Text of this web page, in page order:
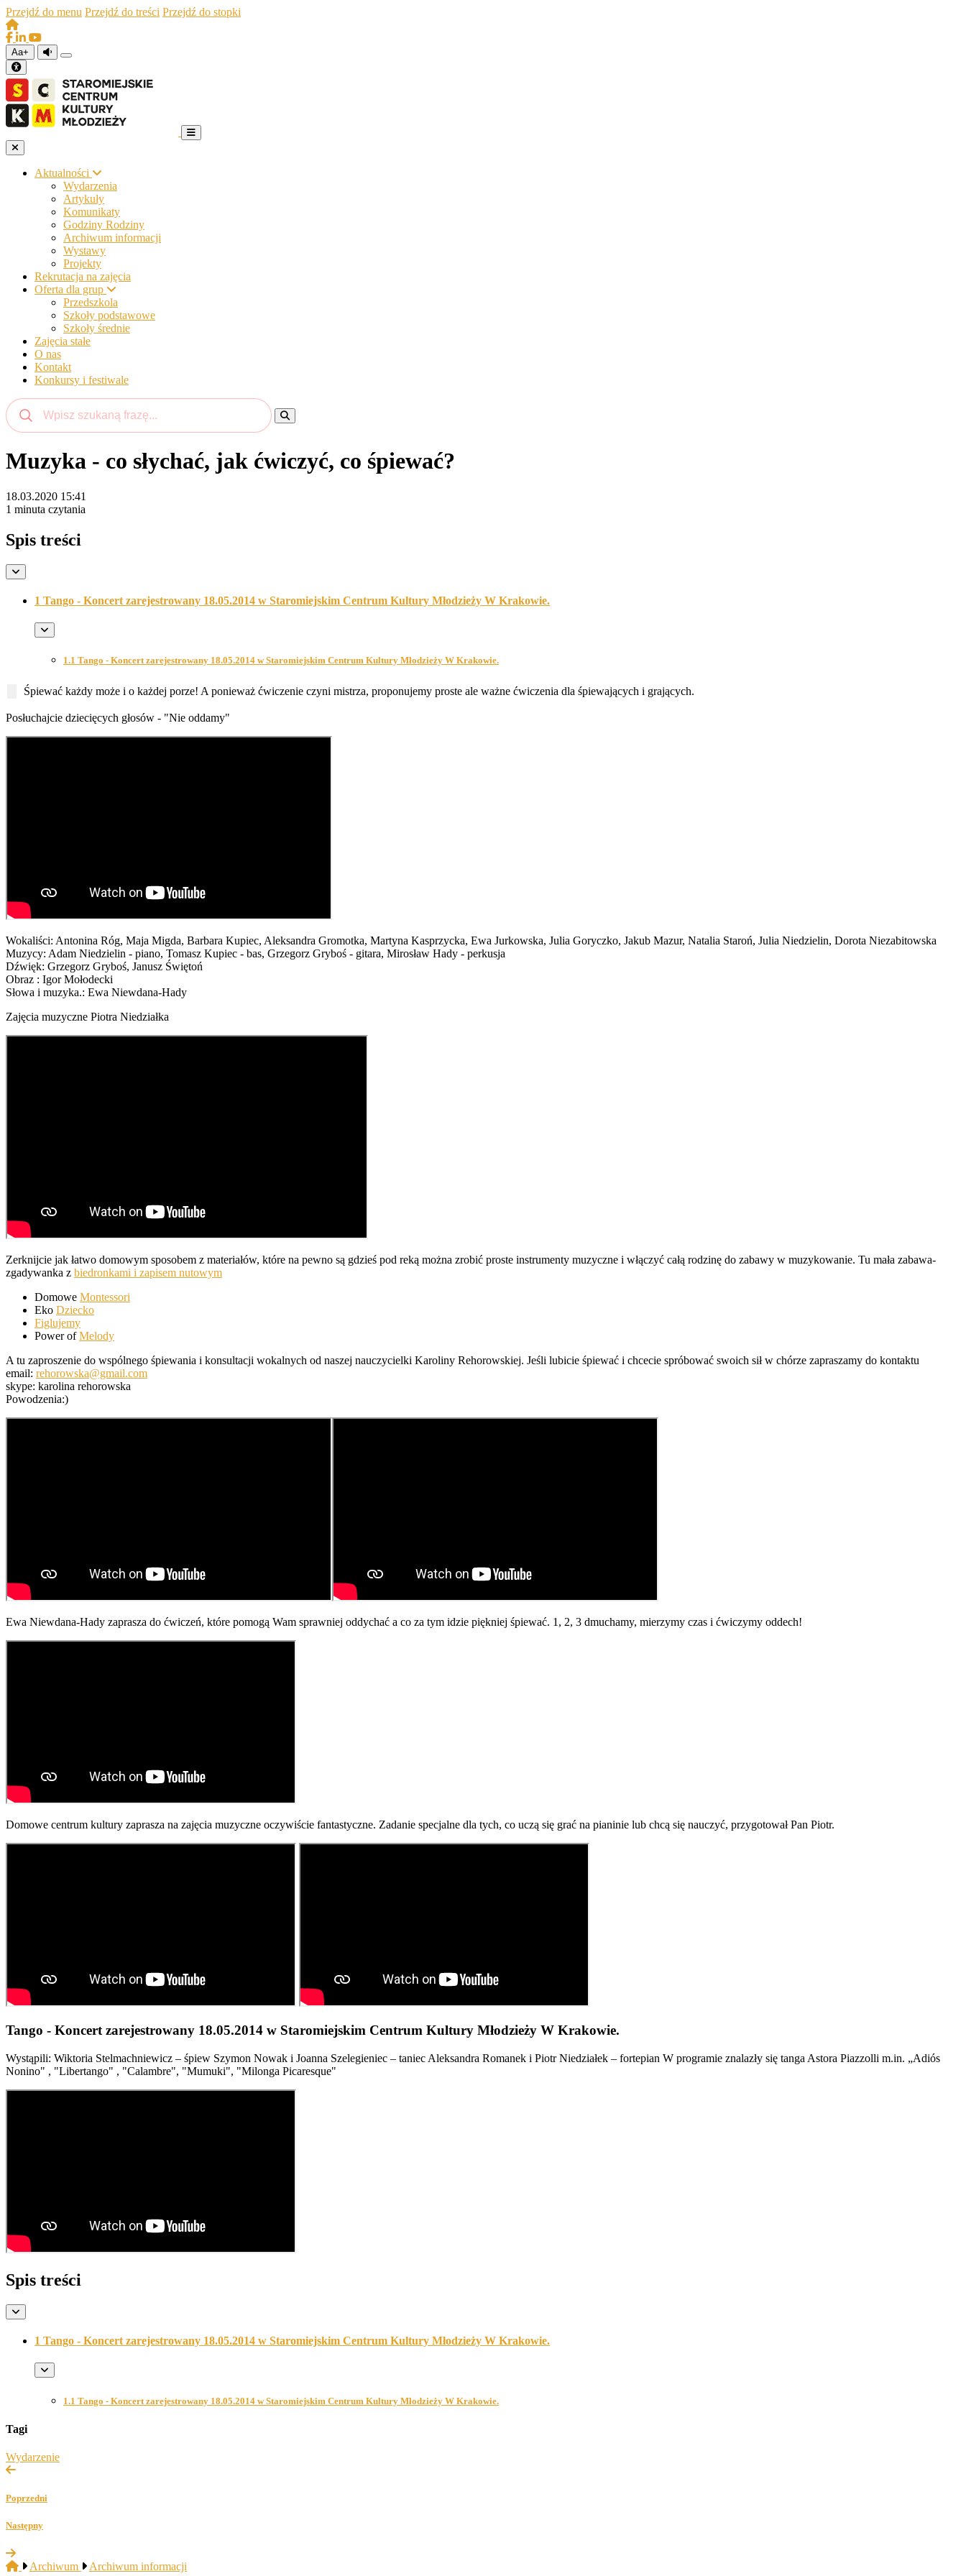
Przejdź do menu Przejdź do treści Przejdź do stopki
Aa+
Aktualności
Wydarzenia
Artykuły
Komunikaty
Godziny Rodziny
Archiwum informacji
Wystawy
Projekty
Rekrutacja na zajęcia
Oferta dla grup
Przedszkola
Szkoły podstawowe
Szkoły średnie
Zajęcia stałe
O nas
Kontakt
Konkursy i festiwale
Muzyka - co słychać, jak ćwiczyć, co śpiewać?
18.03.2020 15:41
1 minuta czytania
Spis treści
1 Tango - Koncert zarejestrowany 18.05.2014 w Staromiejskim Centrum Kultury Młodzieży W Krakowie.
1.1 Tango - Koncert zarejestrowany 18.05.2014 w Staromiejskim Centrum Kultury Młodzieży W Krakowie.
Śpiewać każdy może i o każdej porze! A ponieważ ćwiczenie czyni mistrza, proponujemy proste ale ważne ćwiczenia dla śpiewających i grających.
Posłuchajcie dziecięcych głosów - "Nie oddamy"
Wokaliści: Antonina Róg, Maja Migda, Barbara Kupiec, Aleksandra Gromotka, Martyna Kasprzycka, Ewa Jurkowska, Julia Goryczko, Jakub Mazur, Natalia Staroń, Julia Niedzielin, Dorota Niezabitowska
Muzycy: Adam Niedzielin - piano, Tomasz Kupiec - bas, Grzegorz Gryboś - gitara, Mirosław Hady - perkusja
Dźwięk: Grzegorz Gryboś, Janusz Świętoń
Obraz : Igor Mołodecki
Słowa i muzyka.: Ewa Niewdana-Hady
Zajęcia muzyczne Piotra Niedziałka
Zerknijcie jak łatwo domowym sposobem z materiałów, które na pewno są gdzieś pod reką można zrobić proste instrumenty muzyczne i włączyć całą rodzinę do zabawy w muzykowanie. Tu mała zabawa-
zgadywanka z biedronkami i zapisem nutowym
Domowe Montessori
Eko Dziecko
Figlujemy
Power ofMelody
A tu zaproszenie do wspólnego śpiewania i konsultacji wokalnych od naszej nauczycielki Karoliny Rehorowskiej. Jeśli lubicie śpiewać i chcecie spróbować swoich sił w chórze zapraszamy do kontaktu
email: rehorowska@gmail.com
skype: karolina rehorowska
Powodzenia:)
Ewa Niewdana-Hady zaprasza do ćwiczeń, które pomogą Wam sprawniej oddychać a co za tym idzie piękniej śpiewać. 1, 2, 3 dmuchamy, mierzymy czas i ćwiczymy oddech!
Domowe centrum kultury zaprasza na zajęcia muzyczne oczywiście fantastyczne. Zadanie specjalne dla tych, co uczą się grać na pianinie lub chcą się nauczyć, przygotował Pan Piotr.
Tango - Koncert zarejestrowany 18.05.2014 w Staromiejskim Centrum Kultury Młodzieży W Krakowie.
Wystąpili: Wiktoria Stelmachniewicz – śpiew Szymon Nowak i Joanna Szelegieniec – taniec Aleksandra Romanek i Piotr Niedziałek – fortepian W programie znalazły się tanga Astora Piazzolli m.in. „Adiós
Nonino" , "Libertango" , "Calambre", "Mumuki", "Milonga Picaresque"
Spis treści
1 Tango - Koncert zarejestrowany 18.05.2014 w Staromiejskim Centrum Kultury Młodzieży W Krakowie.
1.1 Tango - Koncert zarejestrowany 18.05.2014 w Staromiejskim Centrum Kultury Młodzieży W Krakowie.
Tagi
Wydarzenie
Poprzedni
Następny
Archiwum Archiwum informacji